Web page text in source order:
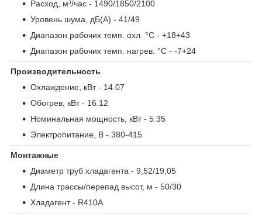
Расход, м³/час - 1490/1850/2100
Уровень шума, дБ(А) - 41/49
Диапазон рабочих темп. охл. °С - +18+43
Диапазон рабочих темп. нагрев. °С - -7+24
Производительность
Охлаждение, кВт- 14.07
Обогрев, кВт- 16.12
Номинальная мощность, кВт- 5.35
Электропитание, В - 380-415
Монтажные
Диаметр труб хладагента - 9,52/19,05
Длина трассы/перепад высот, м - 50/30
Хладагент- R410A